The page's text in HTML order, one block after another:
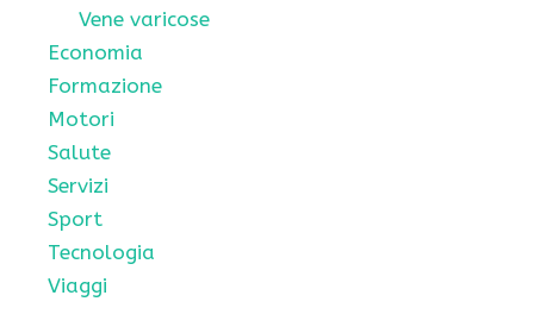
Vene varicose
Economia
Formazione
Motori
Salute
Servizi
Sport
Tecnologia
Viaggi